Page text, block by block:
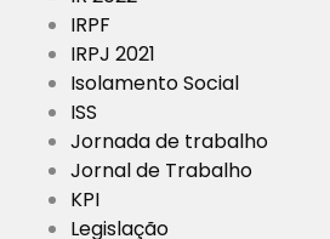
IRPF
IRPJ 2021
Isolamento Social
ISS
Jornada de trabalho
Jornal de Trabalho
KPI
Legislação